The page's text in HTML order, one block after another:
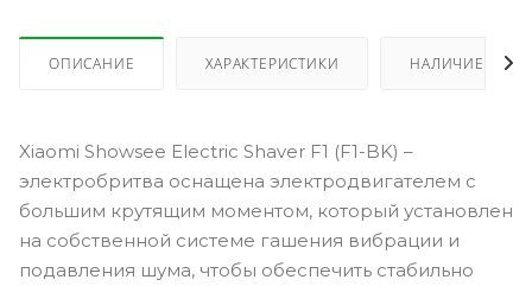
ОПИСАНИЕ ХАРАКТЕРИСТИКИ НАЛИЧИЕ
Xiaomi Showsee Electric Shaver F1 (F1-BK) –
электробритва оснащена электродвигателем с
большим крутящим моментом, который установлен
на собственной системе гашения вибрации и
подавления шума, чтобы обеспечить стабильно